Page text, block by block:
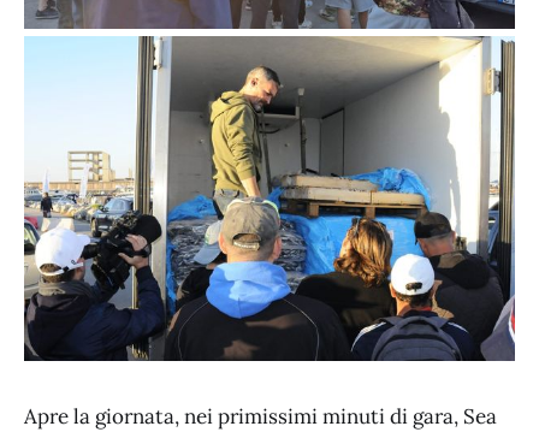
Apre la giornata, nei primissimi minuti di gara, Sea